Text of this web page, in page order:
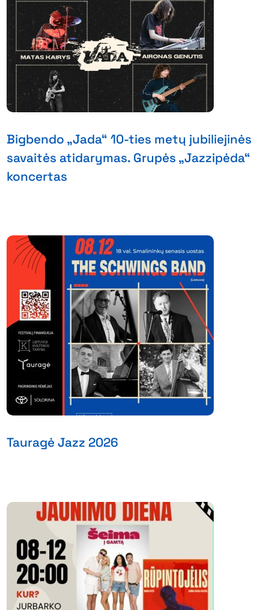
Bigbendo „Jada“ 10-ties metų jubiliejinės
savaitės atidarymas. Grupės „Jazzipėda“
koncertas
Tauragė Jazz 2026